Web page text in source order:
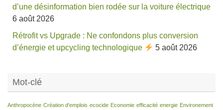
d’une désinformation bien rodée sur la voiture électrique
6 août 2026
Rétrofit vs Upgrade : Ne confondons plus conversion
d’énergie et upcycling technologique
5 août 2026
Mot-clé
Anthropocène Création d'emplois ecocide Economie efficacité energie Environement